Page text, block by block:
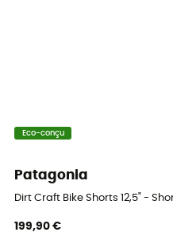
Eco-conçu
Patagonia
Dirt Craft Bike Shorts 12,5" -
199,90 €